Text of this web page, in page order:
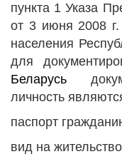
пункта 1 Указа
от 3 июня 2008
населения
для
Беларусь
личность
паспорт
вид на